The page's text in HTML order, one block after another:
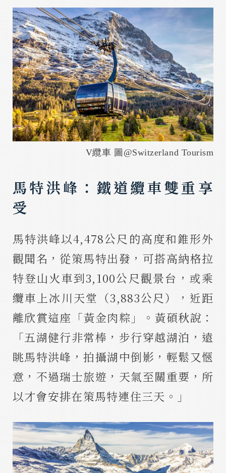
V纜車 圖@Switzerland Tourism
馬特洪峰：鐵道纜車雙重享
受
馬特洪峰以4,478公尺的高度和錐形外
觀聞名，從策馬特出發，可搭高納格拉
特登山火車到3,100公尺觀景台，或乘
纜車上冰川天堂（3,883公尺），近距
離欣賞這座「黃金肉粽」。黃碩秋說：
「五湖健行非常棒，步行穿越湖泊，遠
眺馬特洪峰，拍攝湖中倒影，輕鬆又愜
意，不過瑞士旅遊，天氣至關重要，所
以才會安排在策馬特連住三天。」